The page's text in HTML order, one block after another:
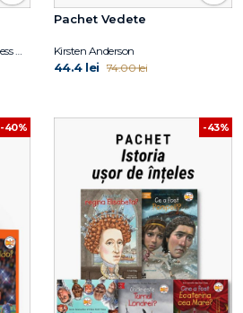
Roberta Edwards, True Kelley, Jess M. Brallier, Robert Andrew Parker, Kirsten Anderson, Deborah Hopkinson, Janet B. Pascal, Tim Foley
Pachet Vedete
Kirsten Anderson
44.4 lei 74.00 lei
-40% -43%